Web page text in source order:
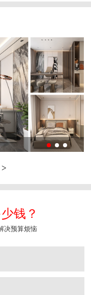
钱？
决预算烦恼